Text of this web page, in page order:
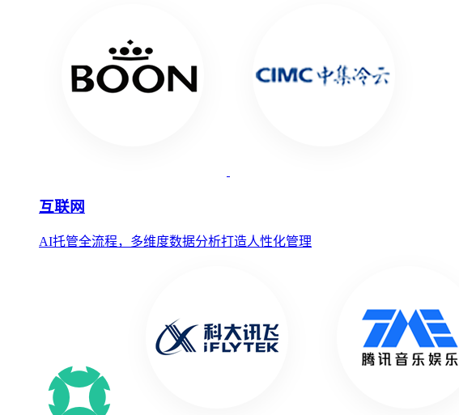
互联网
AI托管全流程，多维度数据分析打造人性化管理